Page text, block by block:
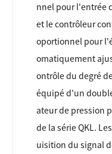
nnel pour l'entrée
et le contrôleur
oportionnel pour
omatiquement
ontrôle du degré
équipé d'un
ateur de pression
de la série QKL.
uisition du signal